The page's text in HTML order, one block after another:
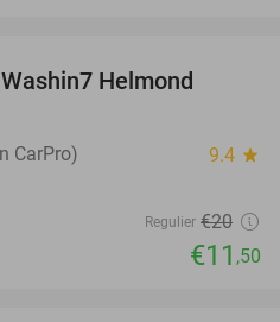
Helmond
CarPro) 9.4 star
Regulier €20
€11 ,50